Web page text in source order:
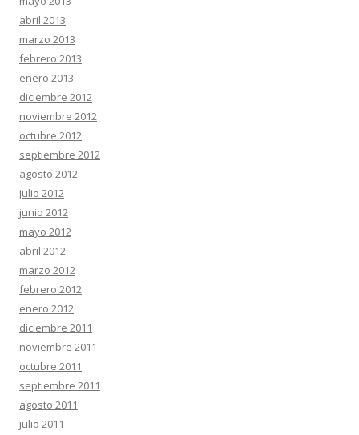
abril 2013
marzo 2013
febrero 2013
enero 2013
diciembre 2012
noviembre 2012
octubre 2012
septiembre 2012
agosto 2012
julio 2012
junio 2012
mayo 2012
abril 2012
marzo 2012
febrero 2012
enero 2012
diciembre 2011
noviembre 2011
octubre 2011
septiembre 2011
agosto 2011
julio 2011